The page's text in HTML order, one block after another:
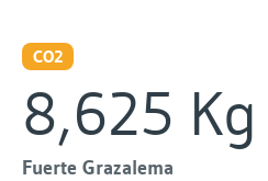
CO2
8,625 Kg
Fuerte Grazalema